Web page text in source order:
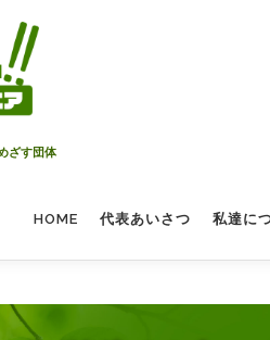
ざす団体
HOME 代表あいさつ 私達に